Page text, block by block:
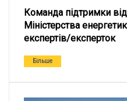
Команда підтримки
Міністерства
експертів/експерток
Більше